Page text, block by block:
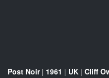
Post Noir| 1961 | UK | Cliff